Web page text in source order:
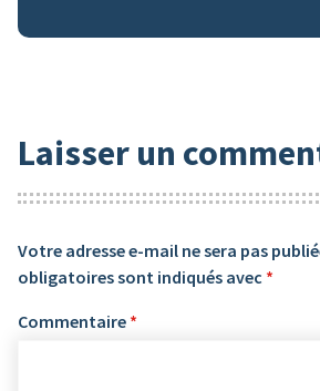
Laisser un
Votre adresse e-mail ne sera pas
obligatoires sont indiqués avec *
Commentaire *